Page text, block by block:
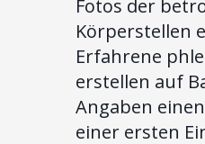
Fotos der
Körperstellen
Erfahrene
erstellen auf
Angaben
einer ersten